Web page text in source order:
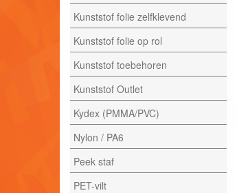
Kunststof folie zelfklevend
Kunststof folie op rol
Kunststof toebehoren
Kunststof Outlet
Kydex (PMMA/PVC)
Nylon / PA6
Peek staf
PET-vilt